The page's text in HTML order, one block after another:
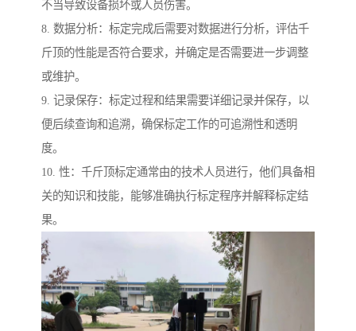
不当导致设备损坏或人员伤害。
8. 数据分析：标定完成后需要对数据进行分析，评估千
斤顶的性能是否符合要求，并确定是否需要进一步调整
或维护。
9. 记录保存：标定过程和结果需要详细记录并保存，以
便后续查询和追溯，确保标定工作的可追溯性和透明
度。
10. 性：千斤顶标定通常由的技术人员进行，他们具备相
关的知识和技能，能够准确执行标定程序并解释标定结
果。